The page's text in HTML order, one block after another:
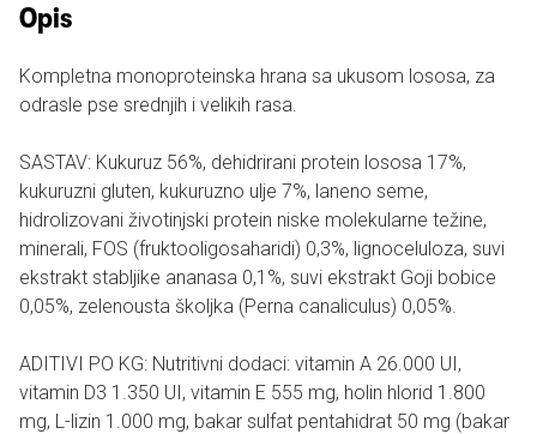
Opis
Kompletna monoproteinska hrana sa ukusom lososa, za
odrasle pse srednjih i velikih rasa.
SASTAV: Kukuruz 56%, dehidrirani protein lososa 17%,
kukuruzni gluten, kukuruzno ulje 7%, laneno seme,
hidrolizovani životinjski protein niske molekularne težine,
minerali, FOS (fruktooligosaharidi) 0,3%, lignoceluloza, suvi
ekstrakt stabljike ananasa 0,1%, suvi ekstrakt Goji bobice
0,05%, zelenousta školjka (Perna canaliculus) 0,05%.
ADITIVI PO KG: Nutritivni dodaci: vitamin A 26.000 UI,
vitamin D3 1.350 UI, vitamin E 555 mg, holin hlorid 1.800
mg, L-lizin 1.000 mg, bakar sulfat pentahidrat 50 mg (bakar